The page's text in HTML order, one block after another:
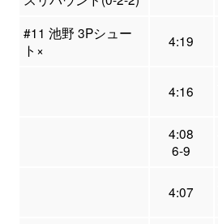
#11 池野 3Pシュー
ト×
4:19
4:16
4:08
6-9
4:07